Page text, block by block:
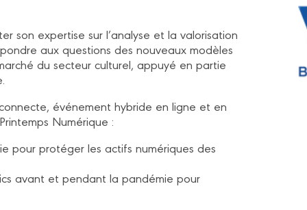
son expertise sur l’analyse et la valorisation
aux questions des nouveaux modèles
du secteur culturel, appuyé en partie
événement hybride en ligne et en
Numérique :
pour protéger les actifs numériques des
avant et pendant la pandémie pour